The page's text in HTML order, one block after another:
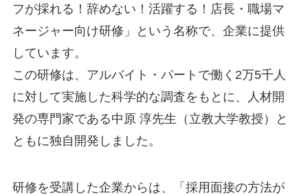
フが採れる！辞めない！活躍する！店長・職場マ
ネージャー向け研修」という名称で、企業に提供
しています。
この研修は、アルバイト・パートで働く2万5千人
に対して実施した科学的な調査をもとに、人材開
発の専門家である中原 淳先生（立教大学教授）と
ともに独自開発しました。
研修を受講した企業からは、「採用面接の方法が